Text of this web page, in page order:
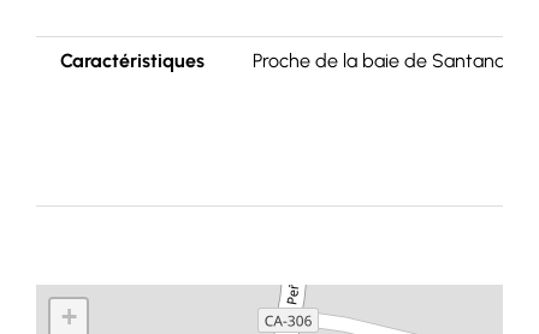
Caractéristiques Proche de la baie de Santander,
+